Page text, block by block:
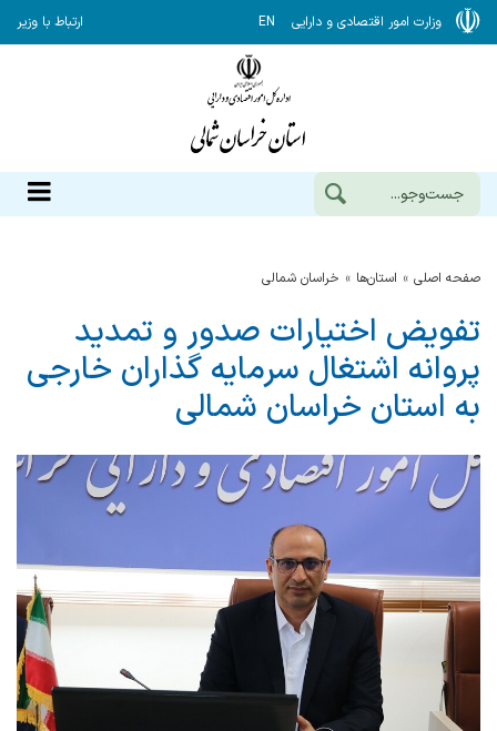
وزارت امور اقتصادی و دارایی EN ارتباط با وزیر
صفحه اصلی استان‌ها خراسان شمالي
تفویض اختیارات صدور و تمدید
پروانه اشتغال سرمایه گذاران خارجی
به استان خراسان شمالی